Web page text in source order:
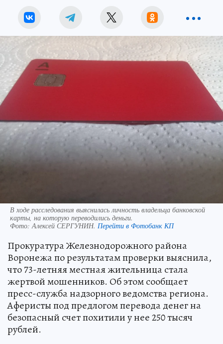
В ходе расследования выяснилась личность владельца банковской
карты, на которую переводились деньги.
Фото:Алексей СЕРГУНИН. Перейти в Фотобанк КП
Прокуратура Железнодорожного района
Воронежа по результатам проверки выяснила,
что 73-летняя местная жительница стала
жертвой мошенников. Об этом сообщает
пресс-служба надзорного ведомства региона.
Аферисты под предлогом перевода денег на
безопасный счет похитили у нее 250 тысяч
рублей.